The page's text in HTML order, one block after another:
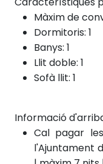
Màxim de
Dormitoris: 1
Banys: 1
Llit doble: 1
Sofà llit: 1
Informació
Cal pagar
l'Ajuntament